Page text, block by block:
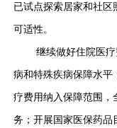
已试点探索居家和社区
可适性。
继续做好住院医
病和特殊疾病保障水平
疗费用纳入保障范围，
务；开展国家医保药品